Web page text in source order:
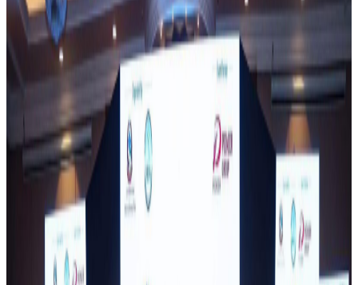
Wednesday, 2026 April 1 / 2:20 pm
अ अ+